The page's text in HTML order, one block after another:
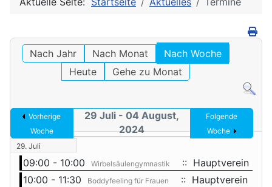
Nach Jahr Nach Monat
Nach Woche
Heute
Gehe zu Monat
Vorherige
Woche
29 Juli - 04 August,
2024
Folgende
Woche
29. Juli
09:00 - 10:00 Wirbelsäulengymnastik
:: Hauptverein
10:00 - 11:30
Boddyfeeling für Frauen
:: Hauptverein